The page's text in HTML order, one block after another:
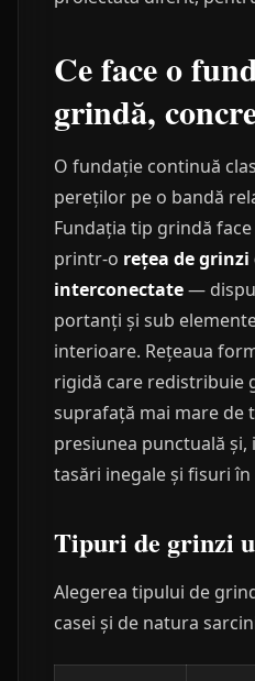
Ce face o
grindă,
O fundație continuă
pereților pe o bandă
Fundația tip grindă
printr-o rețea de
interconectate—
portanți și sub
interioare. Rețeaua
rigidă care redistribuie
suprafață mai mare de
presiunea punctuală
tasări inegale și fisuri
Tipuri de grinzi
Alegerea tipului de
casei și de natura